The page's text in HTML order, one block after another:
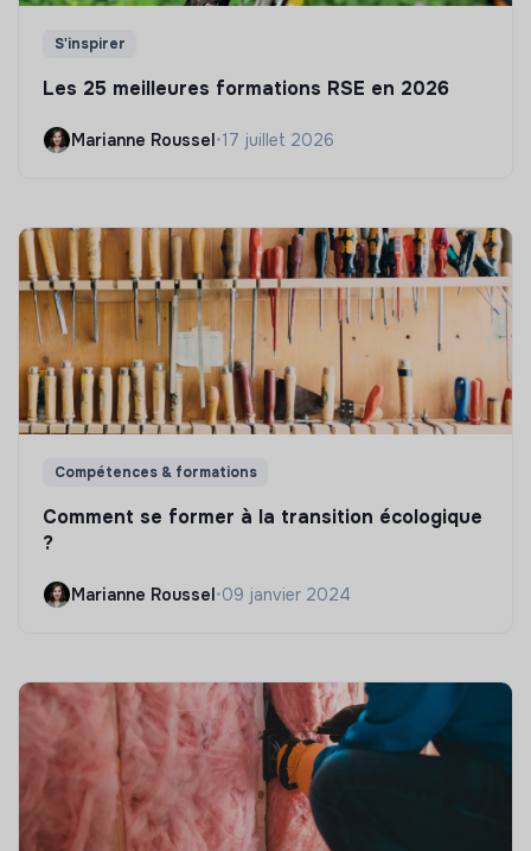
S'inspirer
Les 25 meilleures formations RSE en 2026
Marianne Roussel•17 juillet 2026
Compétences & formations
Comment se former à la transition écologique
?
Marianne Roussel•09 janvier 2024